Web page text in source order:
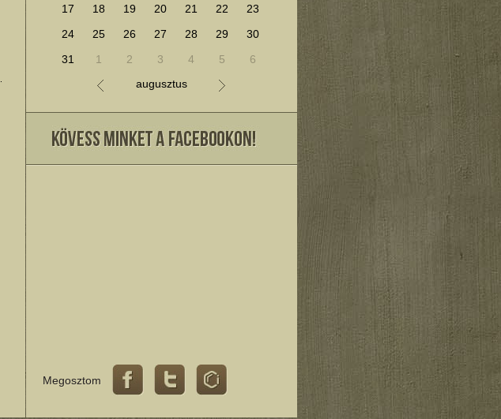
17
18 19 20 21 22
23
24
25 26 27 28 29
30
31
1 2 3 4 5
6
augusztus
Megosztom